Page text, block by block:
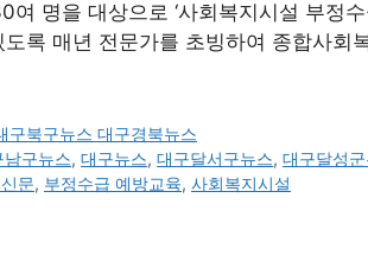
명을 대상으로 ‘사회복지시설 부정
록 매년 전문가를 초빙하여 종합사
구북구뉴스 대구경북뉴스
남구뉴스,대구뉴스,대구달서구뉴스,대구달성
문, 부정수급 예방교육, 사회복지시설